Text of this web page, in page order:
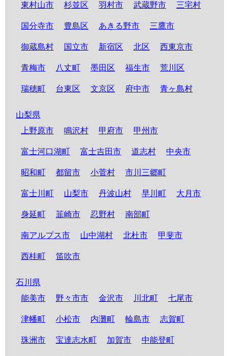
東村山市 杉並区 羽村市 武蔵野市 三宅村
国分寺市 豊島区 あきる野市 三鷹市
御蔵島村 国立市 新宿区 北区 西東京市
青梅市 八丈町 墨田区 福生市 荒川区
瑞穂町 台東区 文京区 府中市 青ヶ島村
山梨県
上野原市
鳴沢村 甲府市 甲州市
富士河口湖町 富士吉田市 道志村 中央市
昭和町 都留市 小菅村 市川三郷町
富士川町 山梨市 丹波山村 早川町 大月市
身延町 韮崎市 忍野村 南部町
南アルプス市 山中湖村 北杜市 甲斐市
西桂町 笛吹市
石川県
能美市
野々市市 金沢市 川北町 七尾市
津幡町 小松市 内灘町 輪島市 志賀町
珠洲市 宝達志水町 加賀市 中能登町